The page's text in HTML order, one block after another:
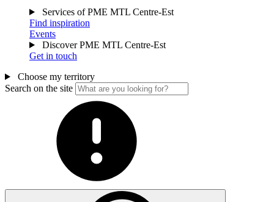
Services of PME MTL Centre-Est
Find inspiration
Events
Discover PME MTL Centre-Est
Get in touch
Choose my territory
Search on the site